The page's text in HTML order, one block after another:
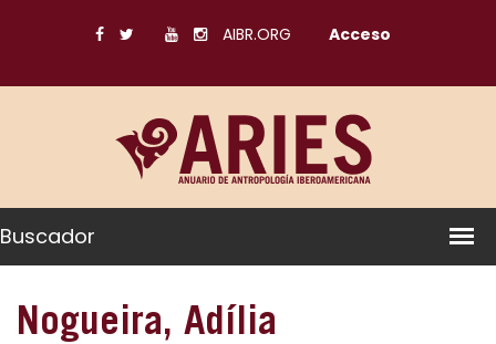
AIBR.ORG Acceso
Buscador
Nogueira, Adília